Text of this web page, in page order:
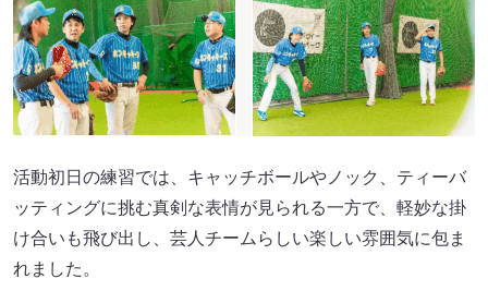
活動初日の練習では、キャッチボールやノック、ティーバ
ッティングに挑む真剣な表情が見られる一方で、軽妙な掛
け合いも飛び出し、芸人チームらしい楽しい雰囲気に包ま
れました。